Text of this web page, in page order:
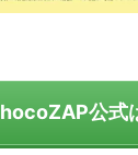
公式